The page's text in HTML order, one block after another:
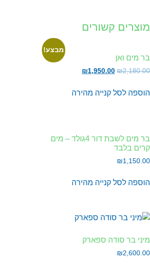
קשורים
מבצע!
מים ואן
₪
₪1,950.00
לסל קנייה מהירה
בר מים לשבת דור 4גולד – מים
בלבד
₪
לסל קנייה מהירה
בר סודה ספארק
₪